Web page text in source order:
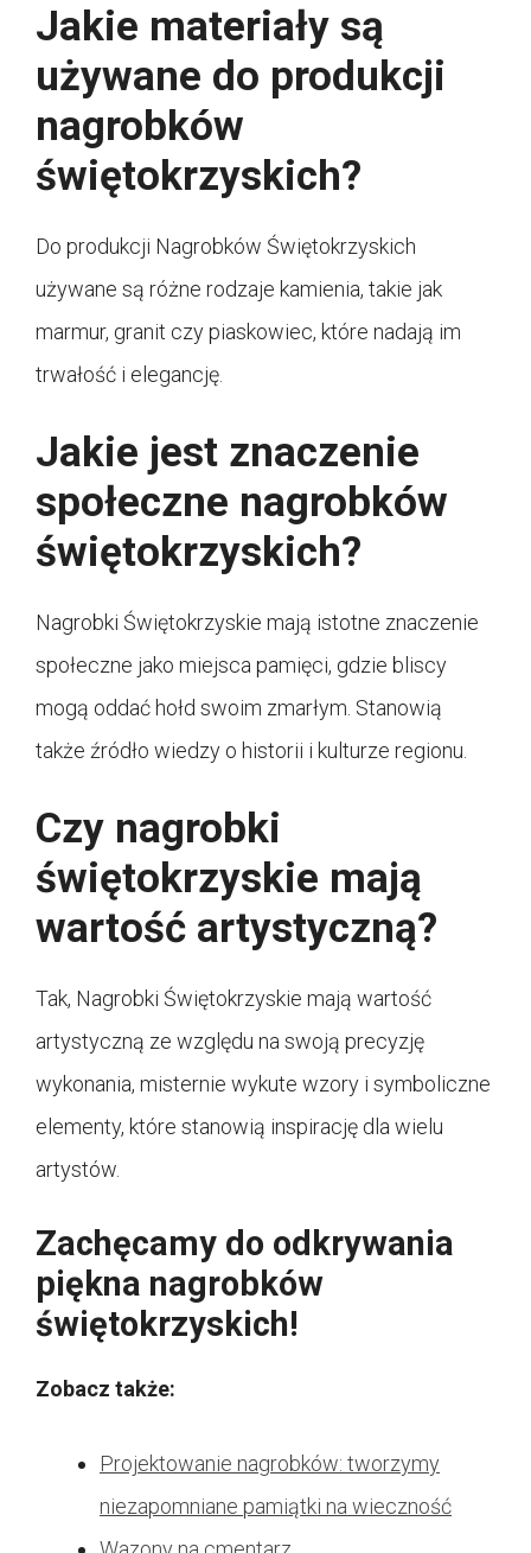
Jakie materiały są
używane do produkcji
nagrobków
świętokrzyskich?
Do produkcji Nagrobków Świętokrzyskich
używane są różne rodzaje kamienia, takie jak
marmur, granit czy piaskowiec, które nadają im
trwałość i elegancję.
Jakie jest znaczenie
społeczne nagrobków
świętokrzyskich?
Nagrobki Świętokrzyskie mają istotne znaczenie
społeczne jako miejsca pamięci, gdzie bliscy
mogą oddać hołd swoim zmarłym. Stanowią
także źródło wiedzy o historii i kulturze regionu.
Czy nagrobki
świętokrzyskie mają
wartość artystyczną?
Tak, Nagrobki Świętokrzyskie mają wartość
artystyczną ze względu na swoją precyzję
wykonania, misternie wykute wzory i symboliczne
elementy, które stanowią inspirację dla wielu
artystów.
Zachęcamy do odkrywania
piękna nagrobków
świętokrzyskich!
Zobacz także:
Projektowanie nagrobków: tworzymy
niezapomniane pamiątki na wieczność